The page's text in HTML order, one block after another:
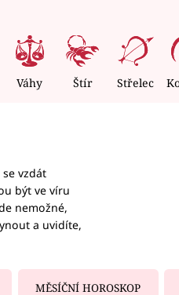
Váhy Štír Střelec
vzdát
být ve víru
nemožné,
a uvidíte,
MĚSÍČNÍ HOROSKOP